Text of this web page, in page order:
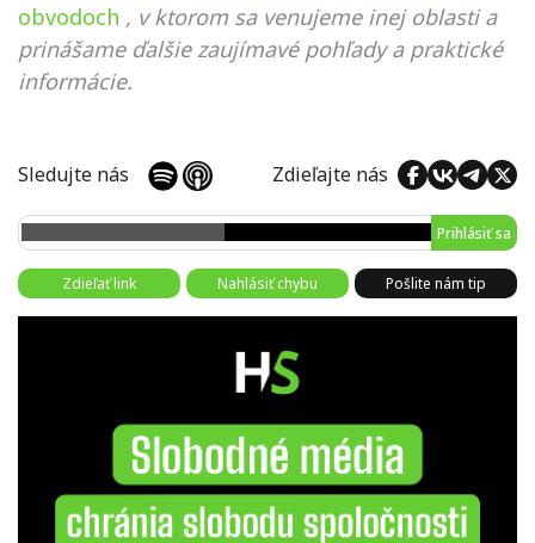
obvodoch , v ktorom sa venujeme inej oblasti a
prinášame ďalšie zaujímavé pohľady a praktické
informácie.
Sledujte nás Zdieľajte nás
Prihlásiť sa
Zdieľať link Nahlásiť chybu Pošlite nám tip